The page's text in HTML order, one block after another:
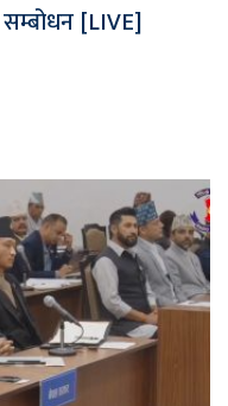
सम्बोधन [LIVE]